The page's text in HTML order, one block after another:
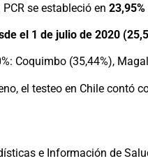
se estableció en 23,95%
el 1 de julio de 2020
Coquimbo (35,44%),
el testeo en Chile contó
e Información de